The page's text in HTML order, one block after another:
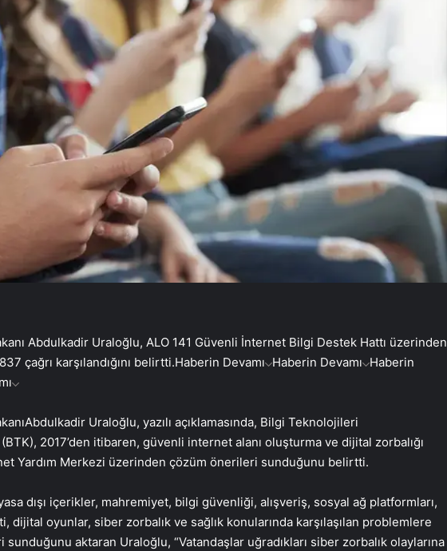
Abdulkadir Uraloğlu, ALO 141 Güvenli İnternet Bilgi Destek Hattı üzerinden
çağrı karşılandığını belirtti.Haberin Devamı Haberin Devamı Haberin
Uraloğlu, yazılı açıklamasında, Bilgi Teknolojileri
2017’den itibaren, güvenli internet alanı oluşturma ve dijital zorbalığı
Yardım Merkezi üzerinden çözüm önerileri sunduğunu belirtti.
dışı içerikler, mahremiyet, bilgi güvenliği, alışveriş, sosyal ağ platformları,
dijital oyunlar, siber zorbalık ve sağlık konularında karşılaşılan problemlere
aktaran Uraloğlu, “Vatandaşlar uğradıkları siber zorbalık olaylarına